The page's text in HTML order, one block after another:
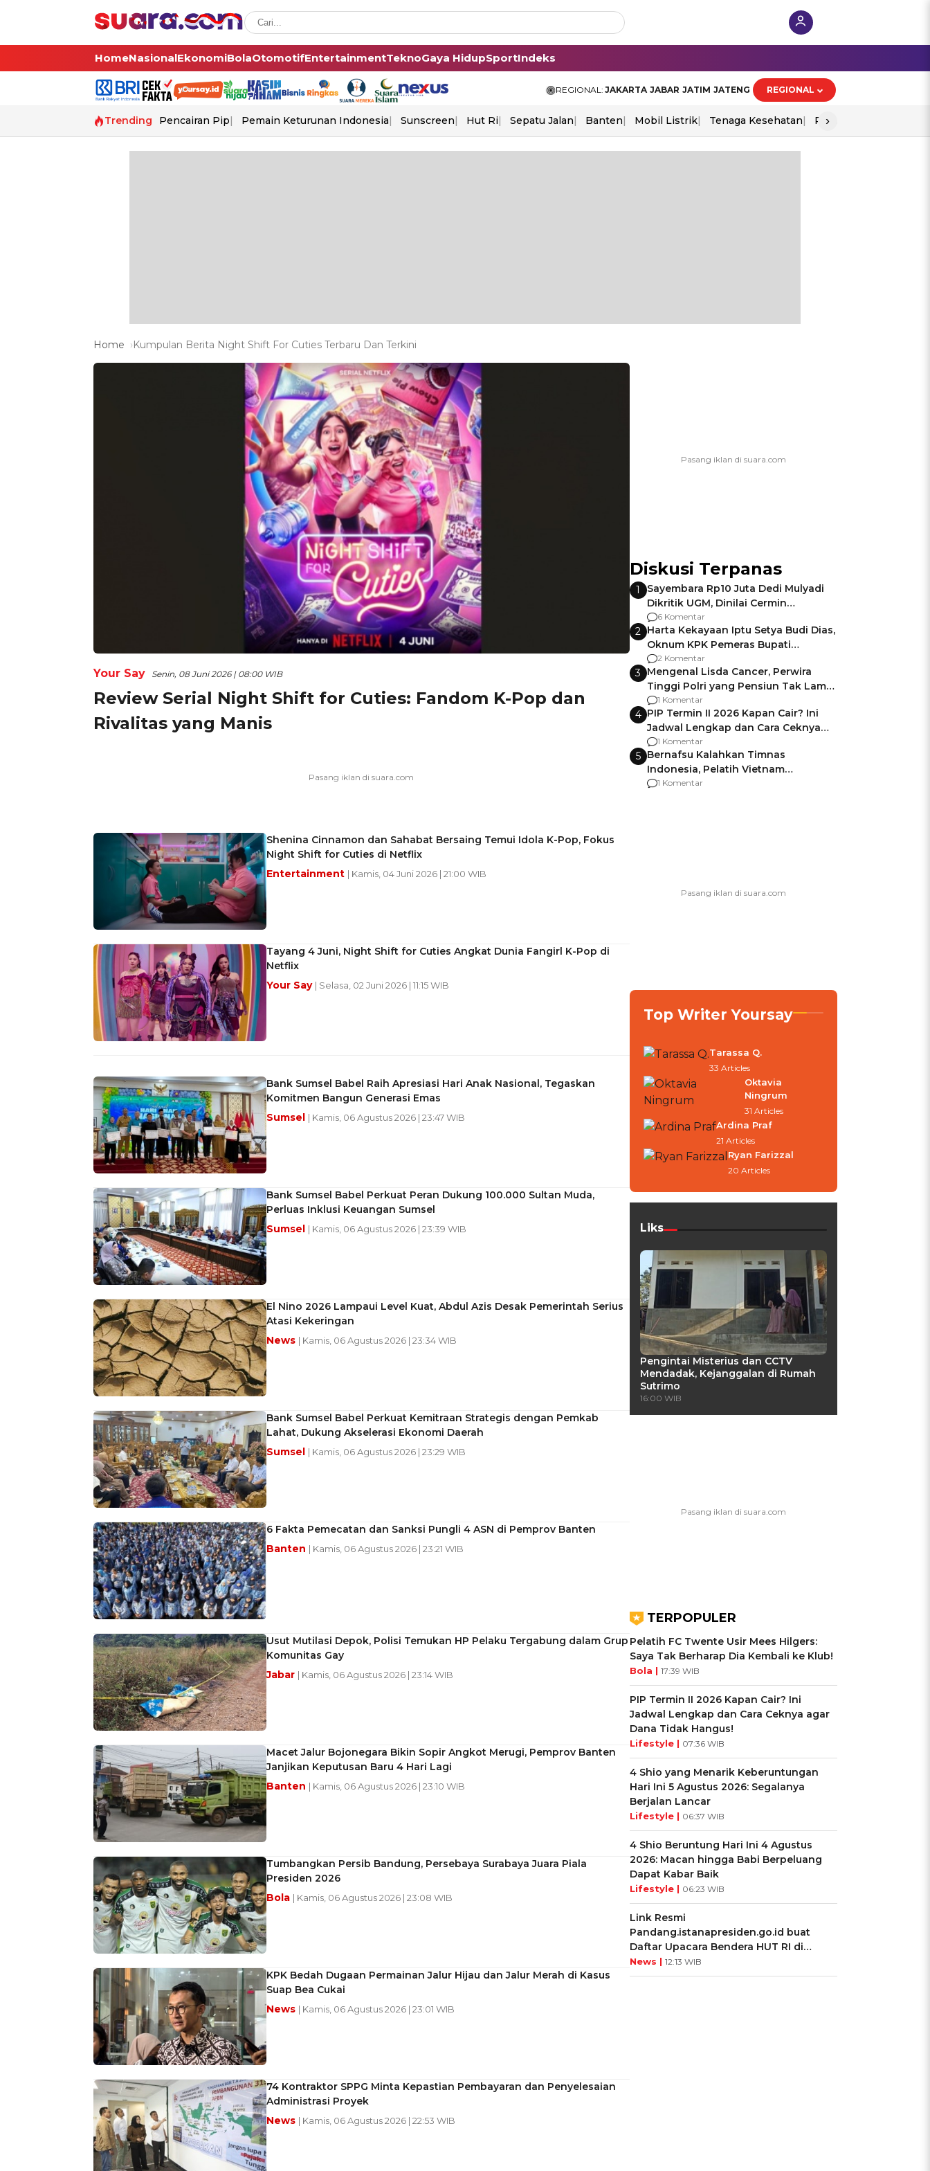
HomeNasionalEkonomiBolaOtomotifEntertainmentTeknoGaya HidupSportIndeks
REGIONAL: JAKARTA JABAR JATIM JATENG REGIONAL
Trending Pencairan Pip Pemain Keturunan Indonesia Sunscreen Hut Ri Sepatu Jalan Banten Mobil Listrik Tenaga Kesehatan Perang As-Iran
›
Home Kumpulan Berita Night Shift For Cuties Terbaru Dan Terkini
Your Say Senin, 08 Juni 2026 | 08:00 WIB
Review Serial Night Shift for Cuties: Fandom K-Pop dan
Rivalitas yang Manis
Shenina Cinnamon dan Sahabat Bersaing Temui Idola K-Pop, Fokus
Night Shift for Cuties di Netflix
Entertainment | Kamis, 04 Juni 2026 | 21:00 WIB
Tayang 4 Juni, Night Shift for Cuties Angkat Dunia Fangirl K-Pop di
Netflix
Your Say | Selasa, 02 Juni 2026 | 11:15 WIB
Bank Sumsel Babel Raih Apresiasi Hari Anak Nasional, Tegaskan
Komitmen Bangun Generasi Emas
Sumsel | Kamis, 06 Agustus 2026 | 23:47 WIB
Bank Sumsel Babel Perkuat Peran Dukung 100.000 Sultan Muda,
Perluas Inklusi Keuangan Sumsel
Sumsel | Kamis, 06 Agustus 2026 | 23:39 WIB
El Nino 2026 Lampaui Level Kuat, Abdul Azis Desak Pemerintah Serius
Atasi Kekeringan
News | Kamis, 06 Agustus 2026 | 23:34 WIB
Bank Sumsel Babel Perkuat Kemitraan Strategis dengan Pemkab
Lahat, Dukung Akselerasi Ekonomi Daerah
Sumsel | Kamis, 06 Agustus 2026 | 23:29 WIB
6 Fakta Pemecatan dan Sanksi Pungli 4 ASN di Pemprov Banten
Banten | Kamis, 06 Agustus 2026 | 23:21 WIB
Usut Mutilasi Depok, Polisi Temukan HP Pelaku Tergabung dalam Grup
Komunitas Gay
Jabar | Kamis, 06 Agustus 2026 | 23:14 WIB
Macet Jalur Bojonegara Bikin Sopir Angkot Merugi, Pemprov Banten
Janjikan Keputusan Baru 4 Hari Lagi
Banten | Kamis, 06 Agustus 2026 | 23:10 WIB
Tumbangkan Persib Bandung, Persebaya Surabaya Juara Piala
Presiden 2026
Bola | Kamis, 06 Agustus 2026 | 23:08 WIB
KPK Bedah Dugaan Permainan Jalur Hijau dan Jalur Merah di Kasus
Suap Bea Cukai
News | Kamis, 06 Agustus 2026 | 23:01 WIB
74 Kontraktor SPPG Minta Kepastian Pembayaran dan Penyelesaian
Administrasi Proyek
News | Kamis, 06 Agustus 2026 | 22:53 WIB
Diskusi Terpanas
1
Sayembara Rp10 Juta Dedi Mulyadi
Dikritik UGM, Dinilai Cermin
Gagalnya Negara Jamin Keamanan
6 Komentar
2 Harta Kekayaan Iptu Setya Budi Dias,
Oknum KPK Pemeras Bupati
Pemalang
2 Komentar
3 Mengenal Lisda Cancer, Perwira
Tinggi Polri yang Pensiun Tak Lama
Usai Jadi Brigjen
1 Komentar
4 PIP Termin II 2026 Kapan Cair? Ini
Jadwal Lengkap dan Cara Ceknya
agar Dana Tidak Hangus!
1 Komentar
5 Bernafsu Kalahkan Timnas
Indonesia, Pelatih Vietnam
Berencana Pakai Jimat di Pakansari
1 Komentar
Top Writer Yoursay
Tarassa Q.
33 Articles
Oktavia
Ningrum
31 Articles
Ardina Praf
21 Articles
Ryan Farizzal
20 Articles
Liks
Pengintai Misterius dan CCTV
Mendadak, Kejanggalan di Rumah
Sutrimo
16:00 WIB
TERPOPULER
Pelatih FC Twente Usir Mees Hilgers:
Saya Tak Berharap Dia Kembali ke Klub!
Bola | 17:39 WIB
PIP Termin II 2026 Kapan Cair? Ini
Jadwal Lengkap dan Cara Ceknya agar
Dana Tidak Hangus!
Lifestyle | 07:36 WIB
4 Shio yang Menarik Keberuntungan
Hari Ini 5 Agustus 2026: Segalanya
Berjalan Lancar
Lifestyle | 06:37 WIB
4 Shio Beruntung Hari Ini 4 Agustus
2026: Macan hingga Babi Berpeluang
Dapat Kabar Baik
Lifestyle | 06:23 WIB
Link Resmi
Pandang.istanapresiden.go.id buat
Daftar Upacara Bendera HUT RI di
Istana Negara
News | 12:13 WIB